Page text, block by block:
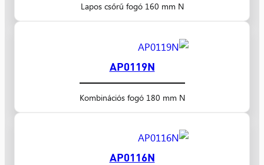
Lapos csőrű fogó 160 mm N
AP0119N
Kombinációs fogó 180 mm N
AP0116N